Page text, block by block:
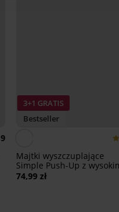
3+1 GRATIS
Bestseller
Majtki wyszczuplające
Simple Push-Up z
stanem
74,99 zł